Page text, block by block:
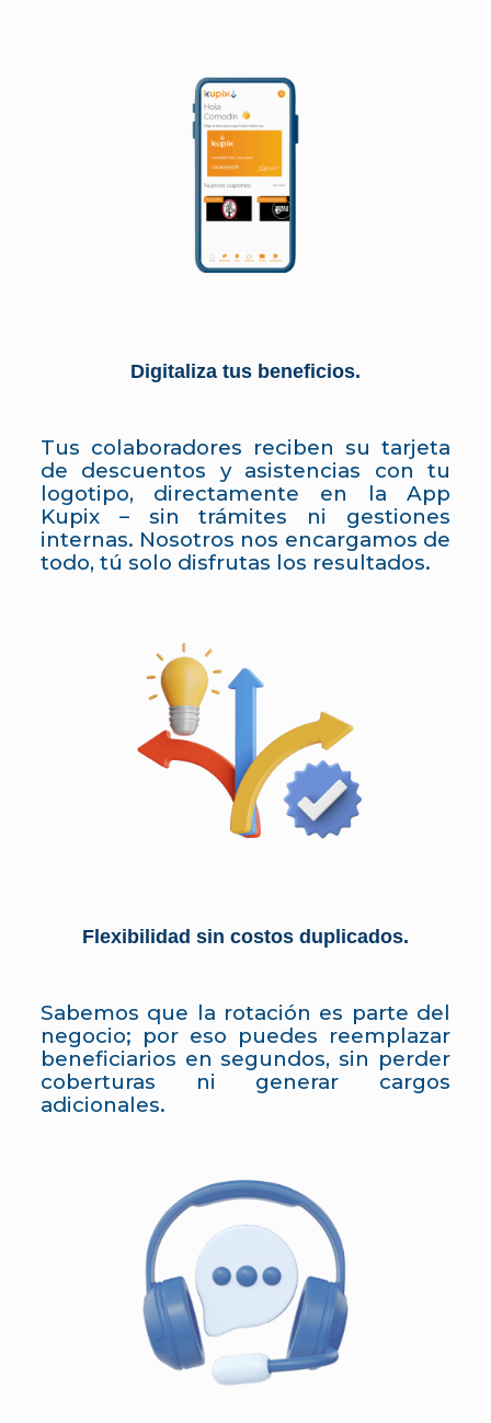
Digitaliza tus beneficios.
Tus colaboradores reciben su tarjeta
de descuentos y asistencias con tu
logotipo, directamente en la App
Kupix – sin trámites ni gestiones
internas. Nosotros nos encargamos de
todo, tú solo disfrutas los resultados.
Flexibilidad sin costos duplicados.
Sabemos que la rotación es parte del
negocio; por eso puedes reemplazar
beneficiarios en segundos, sin perder
coberturas ni generar cargos
adicionales.